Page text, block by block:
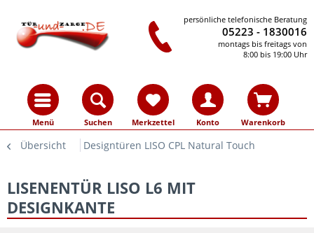
persönliche telefonische Beratung
05223 - 1830016
montags bis freitags von
8:00 bis 19:00 Uhr
Menü Suchen Merkzettel Konto Warenkorb
Übersicht Designtüren LISO CPL Natural Touch
LISENENTÜR LISO L6 MIT
DESIGNKANTE